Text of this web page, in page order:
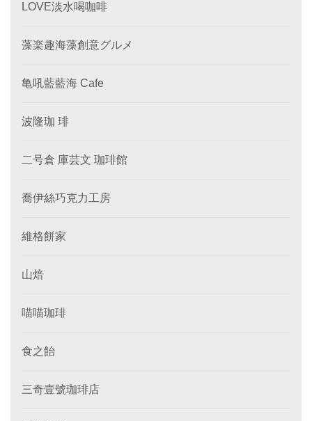
LOVE淡水喝咖啡
藻楽趣海藻創意グルメ
亀吼藍藍海 Cafe
波隆珈 琲
二号倉 庫芸文 珈琲館
喬伊絲巧克力工房
維格餅家
山焙
喵喵珈琲
食之飴
三奇壹號珈琲店